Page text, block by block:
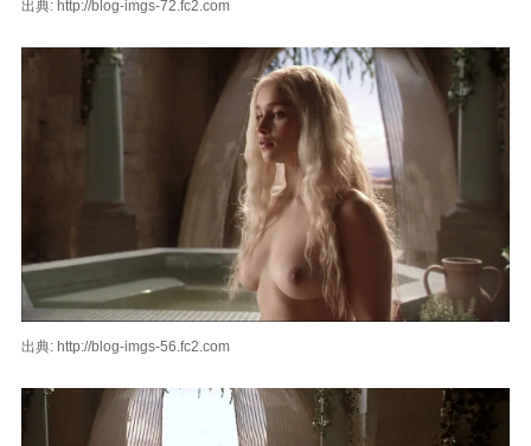
出典: http://blog-imgs-72.fc2.com
出典: http://blog-imgs-56.fc2.com